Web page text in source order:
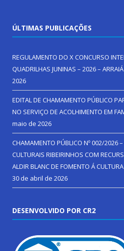
ÚLTIMAS PUBLICAÇÕES
REGULAMENTO DO X CONCURSO
QUADRILHAS JUNINAS – 2026 –
2026
EDITAL DE CHAMAMENTO PÚBLICO
NO SERVIÇO DE ACOLHIMENTO EM
maio de 2026
CHAMAMENTO PÚBLICO Nº 002/2026
CULTURAIS RIBEIRINHOS COM
ALDIR BLANC DE FOMENTO Á
30 de abril de 2026
DESENVOLVIDO POR CR2